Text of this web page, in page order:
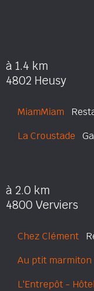
à 1.4 km
4802 Heusy
MiamMiam
La Croustade
à 2.0 km
4800 Verviers
Chez Clément
Au ptit marmiton
L'Entrepôt -